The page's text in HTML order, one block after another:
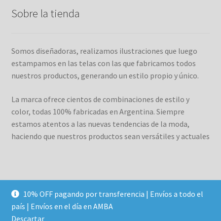
10% OFF pagando por transferencia | Envíos a todo el
país | Envíos en el día en AMBA
Descartar
Sobre la tienda
Somos diseñadoras, realizamos ilustraciones que luego
estampamos en las telas con las que fabricamos todos
nuestros productos, generando un estilo propio y único.
La marca ofrece cientos de combinaciones de estilo y
color, todas 100% fabricadas en Argentina. Siempre
estamos atentos a las nuevas tendencias de la moda,
haciendo que nuestros productos sean versátiles y actuales
© Duett 2026
Construido con WooCommerce